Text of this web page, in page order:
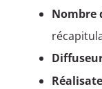
Nombre